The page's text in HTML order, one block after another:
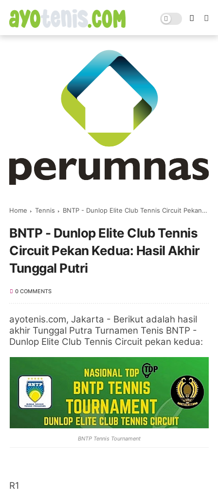
Home Tennis BNTP - Dunlop Elite Club Tennis Circuit Pekan Kedua: Hasil Akhir Tunggal Putri
BNTP - Dunlop Elite Club Tennis
Circuit Pekan Kedua: Hasil Akhir
Tunggal Putri
0 COMMENTS
ayotenis.com, Jakarta - Berikut adalah hasil
akhir Tunggal Putra Turnamen Tenis BNTP -
Dunlop Elite Club Tennis Circuit pekan kedua:
BNTP Tennis Tournament
R1